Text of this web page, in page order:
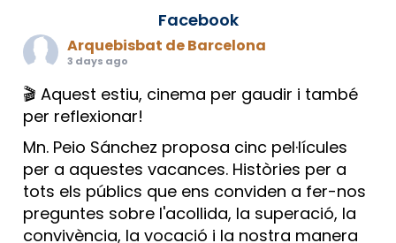
Facebook
Arquebisbat de Barcelona
3 days ago
🎬 Aquest estiu, cinema per gaudir i també
per reflexionar!
Mn. Peio Sánchez proposa cinc pel·lícules
per a aquestes vacances. Històries per a
tots els públics que ens conviden a fer-nos
preguntes sobre l'acollida, la superació, la
convivència, la vocació i la nostra manera